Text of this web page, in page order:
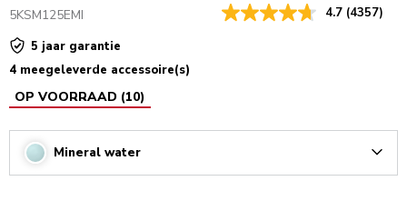
5KSM125EMI 4.7 (4357)
5 jaar garantie
4 meegeleverde accessoire(s)
OP VOORRAAD (10)
Mineral water